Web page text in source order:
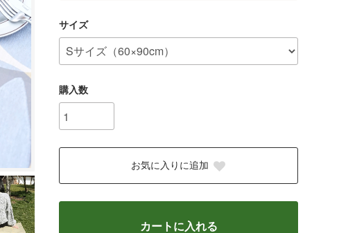
サイズ
購入数
お気に入りに追加
カートに入れる